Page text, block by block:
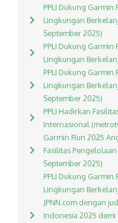
PPLI Dukung
Lingkungan
September 2025)
PPLI Dukung
Lingkungan
PPLI Dukung
Lingkungan
September 2025)
PPLI Hadirkan
Internasional
Garmin Run 2025
Fasilitas
September 2025)
PPLI Dukung
Lingkungan
JPNN.com dengan
Indonesia 2025